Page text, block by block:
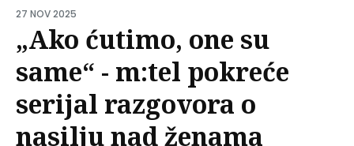
27 NOV 2025
„Ako ćutimo, one su
same“ - m:tel pokreće
serijal razgovora o
nasilju nad ženama